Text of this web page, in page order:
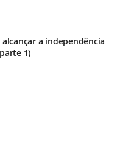
a independência
1)